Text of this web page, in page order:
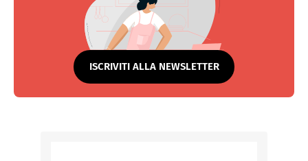
ISCRIVITI ALLA NEWSLETTER